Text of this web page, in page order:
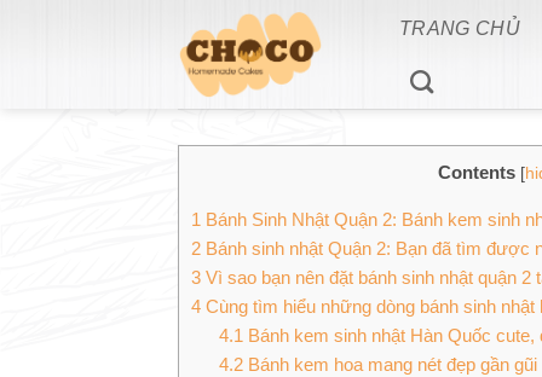
TRANG CHỦ
Contents [
1 Bánh Sinh Nhật Quận 2: Bánh kem sinh
2 Bánh sinh nhật Quận 2: Bạn đã tìm được
3 Vì sao bạn nên đặt bánh sinh nhật quận 2
4 Cùng tìm hiểu những dòng bánh sinh
4.1 Bánh kem sinh nhật Hàn Quốc cute,
4.2Bánh kem hoa mang nét đẹp gần